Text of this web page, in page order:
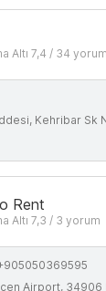
Altı 7,4 / 34 yorum
Sk No:34912,
Rent
Altı 7,3 / 3 yorum
34906 Pendik/